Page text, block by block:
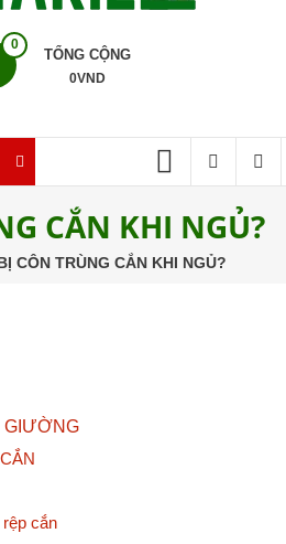
0
TỔNG CỘNG
0VND
CẮN KHI NGỦ?
CÔN TRÙNG CẮN KHI NGỦ?
GIƯỜNG
rệp cắn